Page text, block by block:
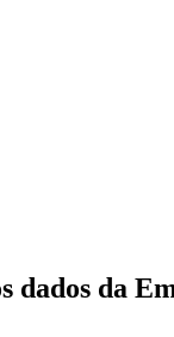
dados da